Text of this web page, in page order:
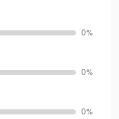
0%
0%
0%